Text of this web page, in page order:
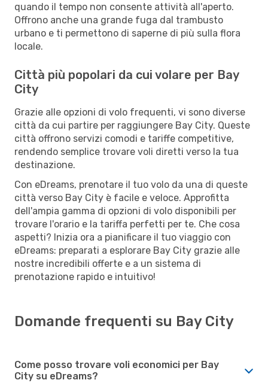
quando il tempo non consente attività all'aperto.
Offrono anche una grande fuga dal trambusto
urbano e ti permettono di saperne di più sulla flora
locale.
Città più popolari da cui volare per Bay
City
Grazie alle opzioni di volo frequenti, vi sono diverse
città da cui partire per raggiungere Bay City. Queste
città offrono servizi comodi e tariffe competitive,
rendendo semplice trovare voli diretti verso la tua
destinazione.
Con eDreams, prenotare il tuo volo da una di queste
città verso Bay City è facile e veloce. Approfitta
dell'ampia gamma di opzioni di volo disponibili per
trovare l'orario e la tariffa perfetti per te. Che cosa
aspetti? Inizia ora a pianificare il tuo viaggio con
eDreams: preparati a esplorare Bay City grazie alle
nostre incredibili offerte e a un sistema di
prenotazione rapido e intuitivo!
Domande frequenti su Bay City
Come posso trovare voli economici per Bay
City su eDreams?